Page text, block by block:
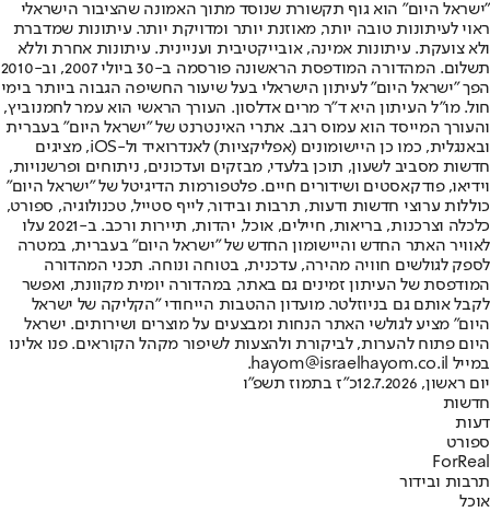
"ישראל היום" הוא גוף תקשורת שנוסד מתוך האמונה שהציבור הישראלי
ראוי לעיתונות טובה יותר, מאוזנת יותר ומדויקת יותר. עיתונות שמדברת
ולא צועקת. עיתונות אמינה, אובייקטיבית ועניינית. עיתונות אחרת וללא
תשלום. המהדורה המודפסת הראשונה פורסמה ב-30 ביולי 2007, וב-2010
הפך "ישראל היום" לעיתון הישראלי בעל שיעור החשיפה הגבוה ביותר בימי
חול. מו"ל העיתון היא ד"ר מרים אדלסון. העורך הראשי הוא עמר לחמנוביץ,
והעורך המייסד הוא עמוס רגב. אתרי האינטרנט של "ישראל היום" בעברית
ובאנגלית, כמו כן היישומונים (אפליקציות) לאנדרואיד ול-iOS, מציגים
חדשות מסביב לשעון, תוכן בלעדי, מבזקים ועדכונים, ניתוחים ופרשנויות,
וידיאו, פודקאסטים ושידורים חיים. פלטפורמות הדיגיטל של "ישראל היום"
כוללות ערוצי חדשות ודעות, תרבות ובידור, לייף סטייל, טכנולוגיה, ספורט,
כלכלה וצרכנות, בריאות, חיילים, אוכל, יהדות, תיירות ורכב. ב-2021 עלו
לאוויר האתר החדש והיישומון החדש של "ישראל היום" בעברית, במטרה
לספק לגולשים חוויה מהירה, עדכנית, בטוחה ונוחה. תכני המהדורה
המודפסת של העיתון זמינים גם באתר, במהדורה יומית מקוונת, ואפשר
לקבל אותם גם בניוזלטר. מועדון ההטבות הייחודי "הקליקה של ישראל
היום" מציע לגולשי האתר הנחות ומבצעים על מוצרים ושירותים. ישראל
היום פתוח להערות, לביקורת ולהצעות לשיפור מקהל הקוראים. פנו אלינו
במייל hayom@israelhayom.co.il.
יום ראשון, 12.7.2026
כ"ז בתמוז תשפ"ו
חדשות
דעות
ספורט
ForReal
תרבות ובידור
אוכל